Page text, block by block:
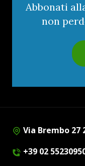
Abbonati
non
Via Brembo 27
+39 02